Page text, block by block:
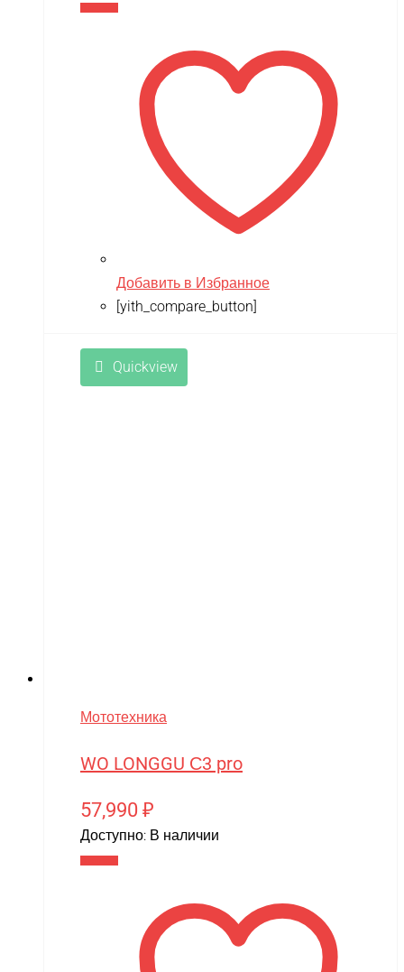
Добавить в Избранное
[yith_compare_button]
Quickview
Мототехника
WO LONGGU С3 pro
57,990 ₽
Доступно: В наличии